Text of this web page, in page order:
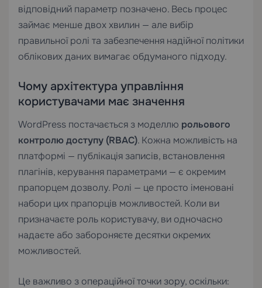
відповідний параметр позначено. Весь процес
займає менше двох хвилин — але вибір
правильної ролі та забезпечення надійної політики
облікових даних вимагає обдуманого підходу.
Чому архітектура управління
користувачами має значення
WordPress постачається з моделлю рольового
контролю доступу (RBAC). Кожна можливість на
платформі — публікація записів, встановлення
плагінів, керування параметрами — є окремим
прапорцем дозволу. Ролі — це просто іменовані
набори цих прапорців можливостей. Коли ви
призначаєте роль користувачу, ви одночасно
надаєте або забороняєте десятки окремих
можливостей.
Це важливо з операційної точки зору, оскільки: